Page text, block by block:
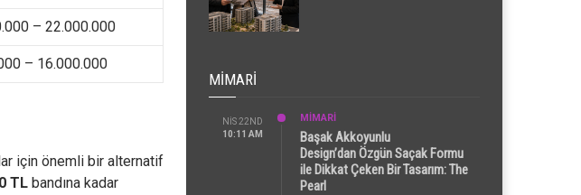
– 22.000.000
– 16.000.000
için önemli bir alternatif
TL bandına kadar
MIMARI
NIS 22ND
10:11 AM
MİMARİ
Başak Akkoyunlu
Design’dan Özgün Saçak Formu
ile Dikkat Çeken Bir Tasarım: The
Pearl